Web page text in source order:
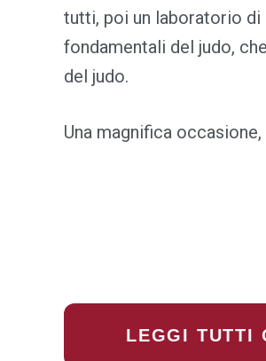
tutti, poi un laboratorio
fondamentali del judo,
del judo.
Una magnifica
LEGGI TUTTI